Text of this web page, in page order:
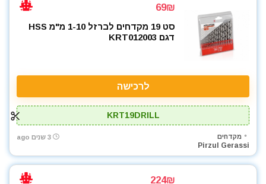
מטענים
מכונת צביעה אירלס
מכונת שטיפה בלחץ
מכסחות דשא
מסור גרונג
מסור חרב
מסור עגול
מסור פנדל גרונג
69₪
סט 19 מקדחים לברזל 1-10 מ"מ HSS
דגם KRT012003
לרכישה
KRT19DRILL
מקדחים
Pirzul Gerassi
3 שנים ago
224₪